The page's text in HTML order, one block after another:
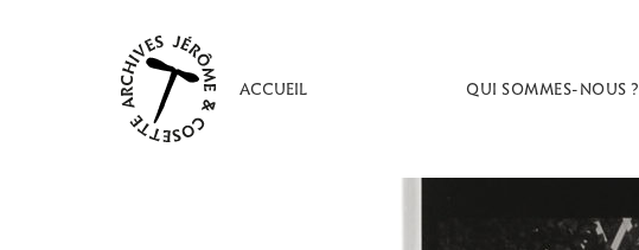
ACCUEIL QUI SOMMES-NOUS ?